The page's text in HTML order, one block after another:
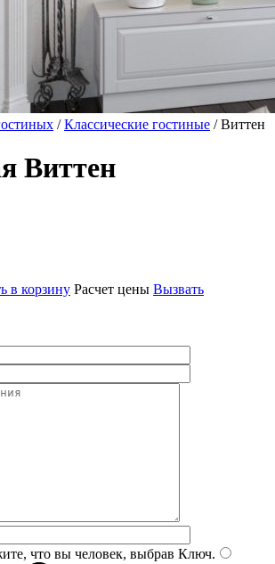
/Классические гостиные / Виттен
Виттен
в корзину Расчет цены Вызвать
что вы человек, выбрав Ключ.